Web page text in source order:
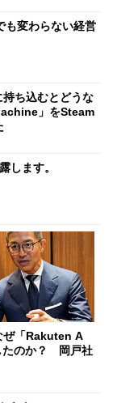
も変わらない経営
ち込むとどうな
」をSteam
します。
ぜ「Rakuten A
たのか？ 岡戸社